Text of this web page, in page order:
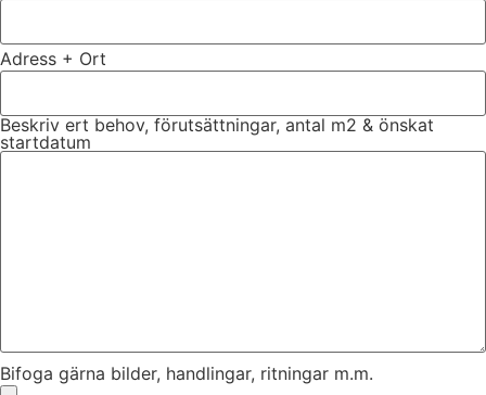
Adress + Ort
Beskriv ert behov, förutsättningar, antal m2 & önskat
startdatum
Bifoga gärna bilder, handlingar, ritningar m.m.